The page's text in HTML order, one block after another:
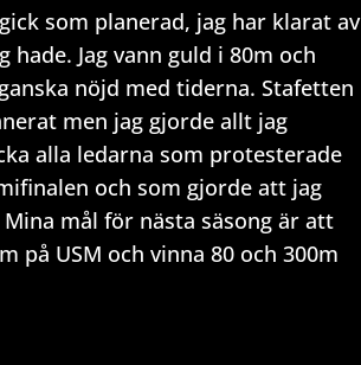
som planerad, jag har klarat av
hade. Jag vann guld i 80m och
nöjd med tiderna. Stafetten
men jag gjorde allt jag
alla ledarna som protesterade
och som gjorde att jag
mål för nästa säsong är att
på USM och vinna 80 och 300m